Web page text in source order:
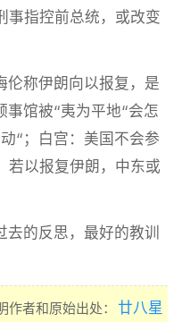
事指控前总统，或改变
伦称伊朗向以报复，是
事馆被“夷为平地“会怎
“；白宫：美国不会参
若以报复伊朗，中东或
去的反思，最好的教训
者和原始出处：
廿八星